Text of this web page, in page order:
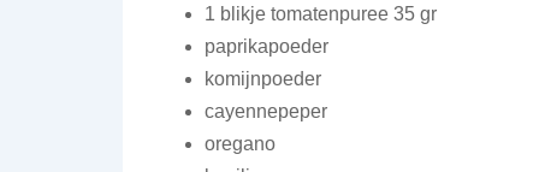
1 blikje tomatenpuree 35 gr
paprikapoeder
komijnpoeder
cayennepeper
oregano